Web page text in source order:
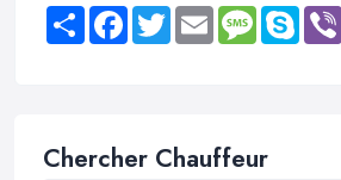
Share FacebookTwitter Email MessageSkype
Chercher Chauffeur